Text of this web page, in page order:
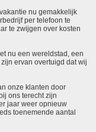
nu gemakkelijk
per telefoon te
te zwijgen over kosten
nu een wereldstad, een
ervan overtuigd dat wij
onze klanten door
ons terecht zijn
jaar weer opnieuw
toenemende aantal